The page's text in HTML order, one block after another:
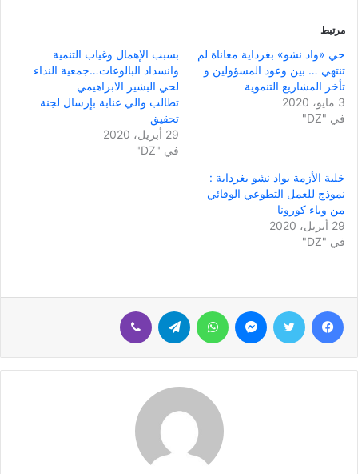
مرتبط
حي «واد نشو» بغرداية معاناة لم
تنتهي … بين وعود المسؤولين و
تأخر المشاريع التنموية
3 مايو، 2020
في "DZ"
بسبب الإهمال وغياب التنمية
وانسداد البالوعات…جمعية النداء
لحي البشير الابراهيمي
تطالب والي عنابة بإرسال لجنة
تحقيق
29 أبريل، 2020
في "DZ"
خلية الأزمة بواد نشو بغرداية :
نموذج للعمل التطوعي الوقائي
من وباء كورونا
29 أبريل، 2020
في "DZ"
فيسبوك تويتر ماسنجر واتساب تيلقرام